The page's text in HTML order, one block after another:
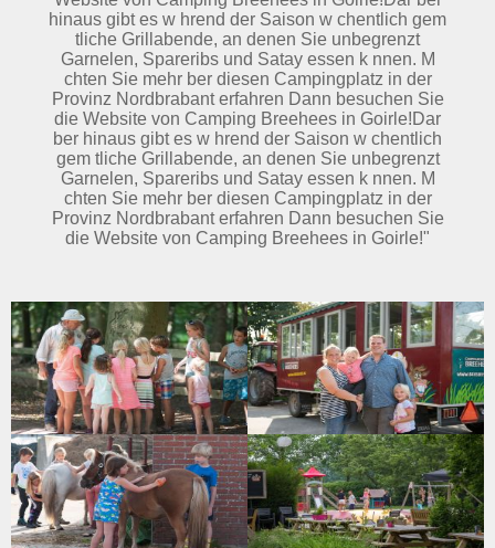
hinaus gibt es w hrend der Saison w chentlich gem
tliche Grillabende, an denen Sie unbegrenzt
Garnelen, Spareribs und Satay essen k nnen. M
chten Sie mehr ber diesen Campingplatz in der
Provinz Nordbrabant erfahren Dann besuchen Sie
die Website von Camping Breehees in Goirle!Dar
ber hinaus gibt es w hrend der Saison w chentlich
gem tliche Grillabende, an denen Sie unbegrenzt
Garnelen, Spareribs und Satay essen k nnen. M
chten Sie mehr ber diesen Campingplatz in der
Provinz Nordbrabant erfahren Dann besuchen Sie
die Website von Camping Breehees in Goirle!"